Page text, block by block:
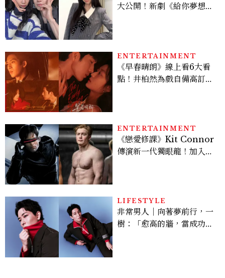
大公開！新劇《給你夢想》
ENTERTAINMENT
《早春晴朗》線上看6大看
點！井柏然為戲自備高訂，
ENTERTAINMENT
《戀愛修課》Kit Connor
傳演新一代獨眼龍！加入新
LIFESTYLE
非常男人｜向著夢前行，一
樹：「愈高的牆，當成功爬